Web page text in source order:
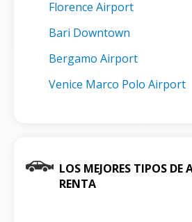
Florence Airport
Bari Downtown
Bergamo Airport
Venice Marco Polo Airport
LOS MEJORES TIPOS DE
RENTA